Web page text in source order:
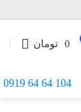
0 تومان
104 64 64 0919